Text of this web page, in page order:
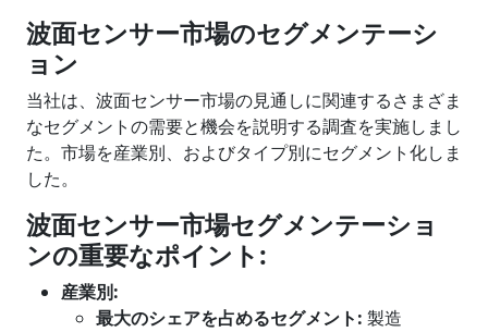
波面センサー市場のセグメンテーシ
ョン
当社は、波面センサー市場の見通しに関連するさまざま
なセグメントの需要と機会を説明する調査を実施しまし
た。市場を産業別、およびタイプ別にセグメント化しま
した。
波面センサー市場セグメンテーショ
ンの重要なポイント:
産業別:
最大のシェアを占めるセグメント: 製造